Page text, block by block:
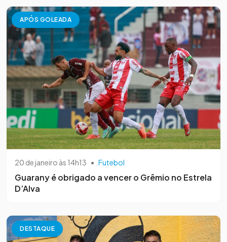
APÓS GOLEADA
20 de janeiro às 14h13 • Futebol
Guarany é obrigado a vencer o Grêmio no Estrela
D’Alva
DESTAQUE